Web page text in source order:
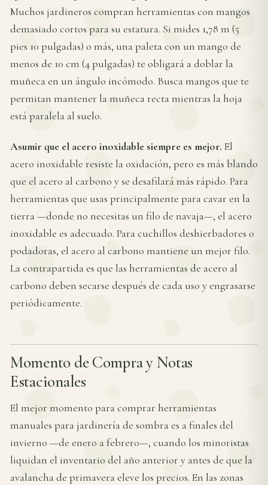
Muchos jardineros compran herramientas con mangos
demasiado cortos para su estatura. Si mides 1,78 m (5
pies 10 pulgadas) o más, una paleta con un mango de
menos de 10 cm (4 pulgadas) te obligará a doblar la
muñeca en un ángulo incómodo. Busca mangos que te
permitan mantener la muñeca recta mientras la hoja
está paralela al suelo.
Asumir que el acero inoxidable siempre es mejor. El
acero inoxidable resiste la oxidación, pero es más blando
que el acero al carbono y se desafilará más rápido. Para
herramientas que usas principalmente para cavar en la
tierra —donde no necesitas un filo de navaja—, el acero
inoxidable es adecuado. Para cuchillos deshierbadores o
podadoras, el acero al carbono mantiene un mejor filo.
La contrapartida es que las herramientas de acero al
carbono deben secarse después de cada uso y engrasarse
periódicamente.
Momento de Compra y Notas
Estacionales
El mejor momento para comprar herramientas
manuales para jardinería de sombra es a finales del
invierno —de enero a febrero—, cuando los minoristas
liquidan el inventario del año anterior y antes de que la
avalancha de primavera eleve los precios. En las zonas